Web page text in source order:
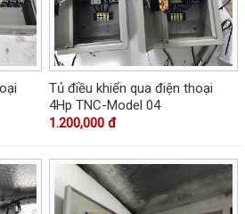
Tủ điều khiển qua điện thoại
4Hp TNC-Model 04
1.200,000 đ